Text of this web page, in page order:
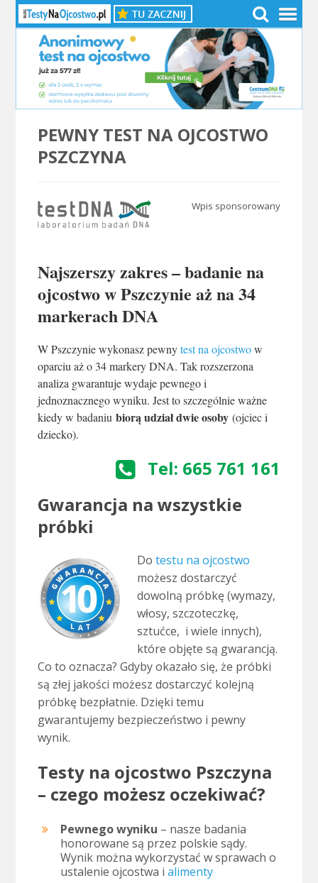
PEWNY TEST NA OJCOSTWO
PSZCZYNA
Wpis sponsorowany
Najszerszy zakres – badanie na
ojcostwo w Pszczynie aż na 34
markerach DNA
W Pszczynie wykonasz pewnytest na ojcostwow
oparciu aż o 34 markery DNA. Tak rozszerzona
analiza gwarantuje wydaje pewnego i
jednoznacznego wyniku. Jest to szczególnie ważne
kiedy w badaniu biorą udział dwie osoby (ojciec i
dziecko).
Tel: 665 761 161
Gwarancja na wszystkie
próbki
Do testu na ojcostwo
możesz dostarczyć
dowolną próbkę (wymazy,
włosy, szczoteczkę,
sztućce, i wiele innych),
które objęte są gwarancją.
Co to oznacza? Gdyby okazało się, że próbki
są złej jakości możesz dostarczyć kolejną
próbkę bezpłatnie. Dzięki temu
gwarantujemy bezpieczeństwo i pewny
wynik.
Testy na ojcostwo Pszczyna
– czego możesz oczekiwać?
Pewnego wyniku – nasze badania
honorowane są przez polskie sądy.
Wynik można wykorzystać w sprawach o
ustalenie ojcostwa i alimenty